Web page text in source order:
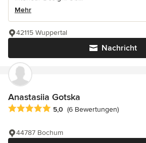
Mehr
Nachricht
42115 Wuppertal
Anastasiia Gotska
Durchschnittliche Bewertung: 5 von 5
5,0 (6 Bewertungen)
44787 Bochum